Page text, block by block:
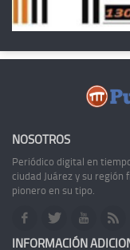
NOSOTROS
Periódico digital en
ciudad Juárez y su región
pionero en su tipo.
INFORMACIÓN